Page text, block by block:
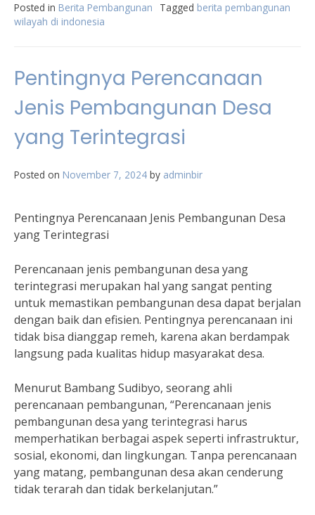
Posted in Berita Pembangunan Tagged berita pembangunan
wilayah di indonesia
Pentingnya Perencanaan
Jenis Pembangunan Desa
yang Terintegrasi
Posted on November 7, 2024 by adminbir
Pentingnya Perencanaan Jenis Pembangunan Desa
yang Terintegrasi
Perencanaan jenis pembangunan desa yang
terintegrasi merupakan hal yang sangat penting
untuk memastikan pembangunan desa dapat berjalan
dengan baik dan efisien. Pentingnya perencanaan ini
tidak bisa dianggap remeh, karena akan berdampak
langsung pada kualitas hidup masyarakat desa.
Menurut Bambang Sudibyo, seorang ahli
perencanaan pembangunan, “Perencanaan jenis
pembangunan desa yang terintegrasi harus
memperhatikan berbagai aspek seperti infrastruktur,
sosial, ekonomi, dan lingkungan. Tanpa perencanaan
yang matang, pembangunan desa akan cenderung
tidak terarah dan tidak berkelanjutan.”